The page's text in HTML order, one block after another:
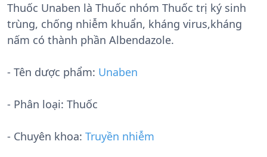
Thuốc Unaben là Thuốc nhóm Thuốc trị ký sinh
trùng, chống nhiễm khuẩn, kháng virus,kháng
nấm có thành phần Albendazole.
- Tên dược phẩm: Unaben
- Phân loại: Thuốc
- Chuyên khoa: Truyền nhiễm